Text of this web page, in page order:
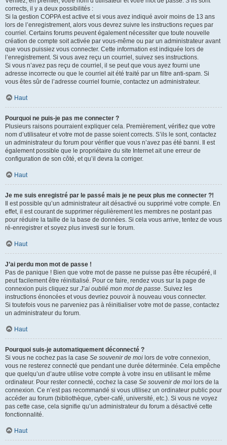
corrects, il y a deux possibilités :
Si la gestion COPPA est active et si vous avez indiqué avoir moins de 13 ans
lors de l’enregistrement, alors vous devrez suivre les instructions reçues par
courriel. Certains forums peuvent également nécessiter que toute nouvelle
création de compte soit activée par vous-même ou par un administrateur avant
que vous puissiez vous connecter. Cette information est indiquée lors de
l’enregistrement. Si vous avez reçu un courriel, suivez ses instructions.
Si vous n’avez pas reçu de courriel, il se peut que vous ayez fourni une
adresse incorrecte ou que le courriel ait été traité par un filtre anti-spam. Si
vous êtes sûr de l’adresse courriel fournie, contactez un administrateur.
Haut
Pourquoi ne puis-je pas me connecter ?
Plusieurs raisons pourraient expliquer cela. Premièrement, vérifiez que votre
nom d’utilisateur et votre mot de passe soient corrects. S’ils le sont, contactez
un administrateur du forum pour vérifier que vous n’avez pas été banni. Il est
également possible que le propriétaire du site Internet ait une erreur de
configuration de son côté, et qu’il devra la corriger.
Haut
Je me suis enregistré par le passé mais je ne peux plus me connecter ?!
Il est possible qu’un administrateur ait désactivé ou supprimé votre compte. En
effet, il est courant de supprimer régulièrement les membres ne postant pas
pour réduire la taille de la base de données. Si cela vous arrive, tentez de vous
ré-enregistrer et soyez plus investi sur le forum.
Haut
J’ai perdu mon mot de passe !
Pas de panique ! Bien que votre mot de passe ne puisse pas être récupéré, il
peut facilement être réinitialisé. Pour ce faire, rendez vous sur la page de
connexion puis cliquez sur J’ai oublié mon mot de passe. Suivez les
instructions énoncées et vous devriez pouvoir à nouveau vous connecter.
Si toutefois vous ne parveniez pas à réinitialiser votre mot de passe, contactez
un administrateur du forum.
Haut
Pourquoi suis-je automatiquement déconnecté ?
Si vous ne cochez pas la case Se souvenir de moi lors de votre connexion,
vous ne resterez connecté que pendant une durée déterminée. Cela empêche
que quelqu’un d’autre utilise votre compte à votre insu en utilisant le même
ordinateur. Pour rester connecté, cochez la case Se souvenir de moi lors de la
connexion. Ce n’est pas recommandé si vous utilisez un ordinateur public pour
accéder au forum (bibliothèque, cyber-café, université, etc.). Si vous ne voyez
pas cette case, cela signifie qu’un administrateur du forum a désactivé cette
fonctionnalité.
Haut